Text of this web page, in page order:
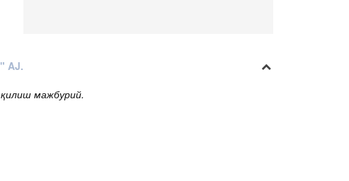
AJ.
мажбурий.